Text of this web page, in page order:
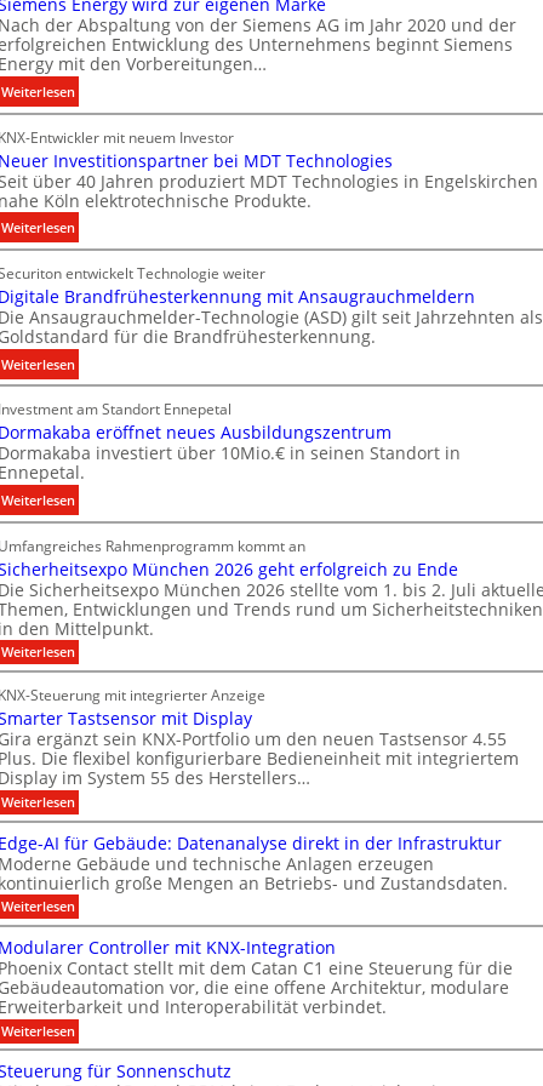
e
c
h
n
i
k
t
e
n
der Abspaltung von der Siemens AG im Jahr 2020 und der
Entwicklung des Unternehmens beginnt Siemens
mit den Vorbereitungen…
Weiterlesen:
S
i
e
m
e
n
s
E
n
e
r
g
y
w
i
r
d
z
u
r
e
i
g
e
n
n
M
a
r
k
e
Entwickler mit neuem Investor
Investitionspartner bei MDT Technologies
über 40 Jahren produziert MDT Technologies in Engelskirchen
Köln elektrotechnische Produkte.
Weiterlesen:
N
e
u
e
r
I
n
v
e
s
t
i
t
i
o
n
s
p
a
t
n
e
r
b
e
i
M
D
T
T
e
c
h
n
o
l
entwickelt Technologie weiter
Brandfrühesterkennung mit Ansaugrauchmeldern
Ansaugrauchmelder-Technologie (ASD) gilt seit Jahrzehnten als
für die Brandfrühesterkennung.
Weiterlesen:
D
i
g
i
t
a
l
e
B
r
a
n
d
ü
h
e
s
t
e
r
k
e
n
u
n
g
m
i
am Standort Ennepetal
eröffnet neues Ausbildungszentrum
investiert über 10Mio.€ in seinen Standort in
Weiterlesen:
D
o
r
m
a
k
a
a
e
r
ö
f
f
n
e
t
n
u
e
s
A
u
s
Rahmenprogramm kommt an
München 2026 geht erfolgreich zu Ende
Sicherheitsexpo München 2026 stellte vom 1. bis 2. Juli
Entwicklungen und Trends rund um Sicherheitstechniken
den Mittelpunkt.
Weiterlesen:
S
c
h
e
r
h
e
i
t
s
e
x
p
o
M
n
c
h
e
n
2
2
Steuerung mit integrierter Anzeige
Tastsensor mit Display
ergänzt sein KNX-Portfolio um den neuen Tastsensor 4.55
Die flexibel konfigurierbare Bedieneinheit mit integriertem
im System 55 des Herstellers…
Weiterlesen:
S
m
a
r
t
r
a
s
t
s
e
n
s
o
AI für Gebäude: Datenanalyse direkt in der Infrastruktur
Gebäude und technische Anlagen erzeugen
große Mengen an Betriebs- und Zustandsdaten.
Weiterlesen:
E
g
e
-
A
I
f
r
Controller mit KNX-Integration
Contact stellt mit dem Catan C1 eine Steuerung für die
vor, die eine offene Architektur, modulare
und Interoperabilität verbindet.
Weiterlesen:
M
d für Sonnenschutz